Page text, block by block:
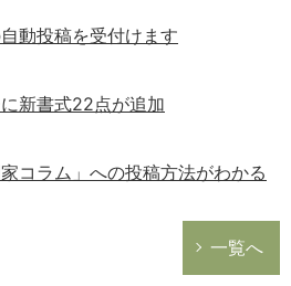
動投稿を受付けます
新書式22点が追加
コラム」への投稿方法がわかる
一覧へ